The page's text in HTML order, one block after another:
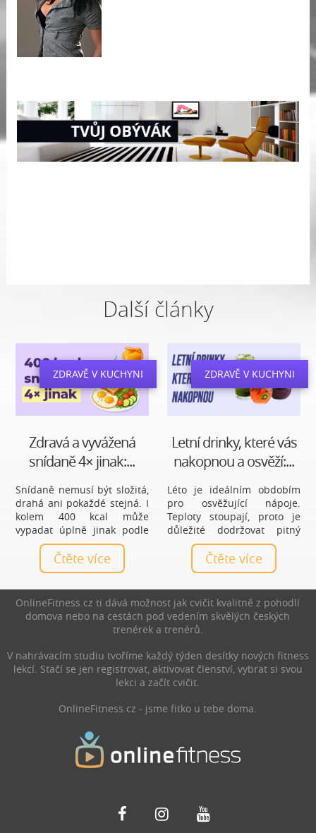
Další články
ZDRAVĚ V KUCHYNI
Zdravá a vyvážená
snídaně 4× jinak:...
Snídaně nemusí být složitá,
drahá ani pokaždé stejná. I
kolem 400 kcal může
vypadat úplně jinak podle
toho, jestli máš chuť na
sladké, potřebuješ se dobře
zasytit, chceš více bílkovin
Čtěte více
ZDRAVĚ V KUCHYNI
Letní drinky, které vás
nakopnou a osvěží:...
Léto je ideálním obdobím
pro osvěžující nápoje.
Teploty stoupají, proto je
důležité dodržovat pitný
režim. Přinášíme vám výběr
letních drinků, které vás
nejen osvěží, ale také
výkon při cvičení.
Čtěte více
OnlineFitness.cz ti dává možnost jak cvičit kvalitně z pohodlí
domova nebo na cestách pod vedením skvělých českých
trenérek a trenérů.
V nahrávacím studiu tvoříme každý týden desítky nových fitness
lekcí. Stačí se jen registrovat, aktivovat členství, vybrat si svou
lekci a začít cvičit.
OnlineFitness.cz - jsme fitko u tebe doma.